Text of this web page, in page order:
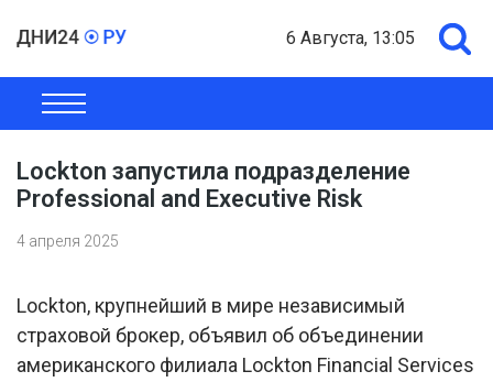
6 Августа, 13:05
ОБЩЕСТВО
Lockton запустила подразделение
Professional and Executive Risk
4 апреля 2025
Lockton, крупнейший в мире независимый
страховой брокер, объявил об объединении
американского филиала Lockton Financial Services